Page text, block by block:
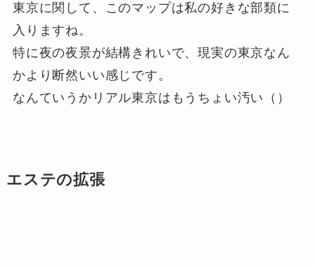
東京に関して、このマップは私の好きな部類に
入りますね。
特に夜の夜景が結構きれいで、現実の東京なん
かより断然いい感じです。
なんていうかリアル東京はもうちょい汚い（）
エステの拡張